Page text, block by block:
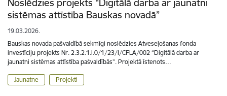
Noslēdzies projekts “Digitālā darba ar jaunatni
sistēmas attīstība Bauskas novadā”
19.03.2026.
Bauskas novada pašvaldībā sekmīgi noslēdzies Atveseļošanas fonda
investīciju projekts Nr. 2.3.2.1.i.0/1/23/I/CFLA/002 “Digitālā darba ar
jaunatni sistēmas attīstība pašvaldībās”. Projektā īstenots…
Jaunatne Projekti